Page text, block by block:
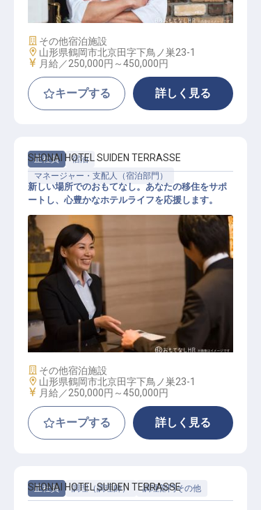
施設業態
その他宿泊施設
勤務地
山形県鶴岡市北京田字下鳥ノ巣23-1
給与
月給／250,000円～450,000円
キープする 詳しく見る
正社員
宿泊
マネージャー・支配人（宿泊部門）
マネジメント スタッフ
SHONAI HOTEL SUIDEN TERRASSE
新しい場所でのおもてなし。あなたの移住をサポ
ートし、心豊かなホテルライフを応援します。
施設業態
その他宿泊施設
勤務地
山形県鶴岡市北京田字下鳥ノ巣23-1
給与
月給／250,000円～450,000円
キープする 詳しく見る
正社員 調理（調理師） 調理部門その他
SHONAI HOTEL SUIDEN TERRASSE